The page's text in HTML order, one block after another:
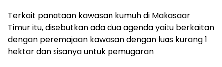
Terkait panataan kawasan kumuh di Makasaar
Timur itu, disebutkan ada dua agenda yaitu berkaitan
dengan peremajaan kawasan dengan luas kurang 1
hektar dan sisanya untuk pemugaran